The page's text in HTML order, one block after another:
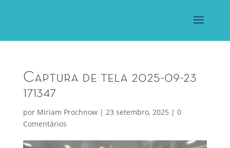
Captura de tela 2025-09-23
171347
por Miriam Prochnow| 23 setembro, 2025 | 0
Comentários